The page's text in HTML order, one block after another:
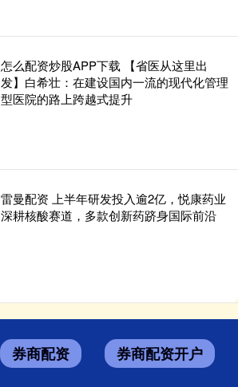
怎么配资炒股APP下载 【省医从这里出
发】白希壮：在建设国内一流的现代化管理
型医院的路上跨越式提升
雷曼配资 上半年研发投入逾2亿，悦康药业
深耕核酸赛道，多款创新药跻身国际前沿
券商配资
券商配资开户